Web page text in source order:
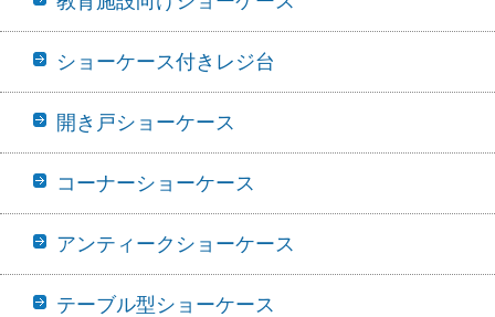
ショーケース付きレジ台
開き戸ショーケース
コーナーショーケース
アンティークショーケース
テーブル型ショーケース